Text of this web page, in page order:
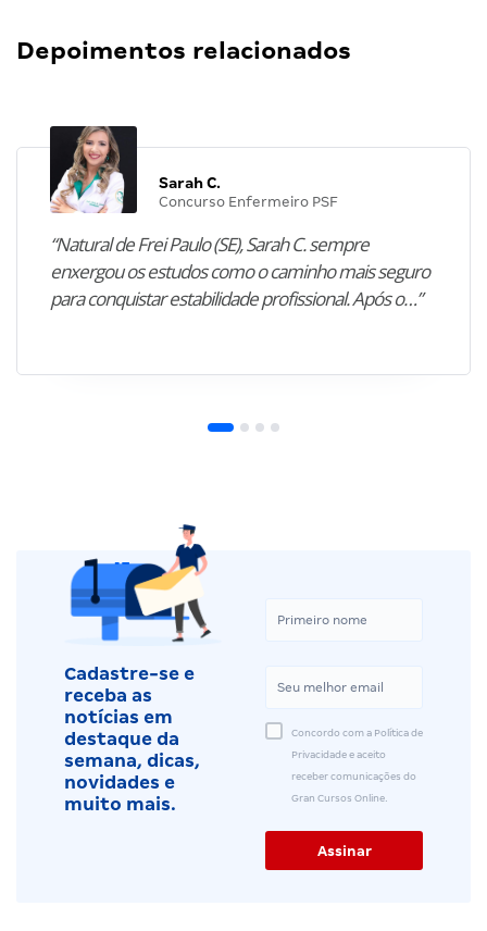
Depoimentos relacionados
Sarah C.
Concurso Enfermeiro PSF
“Natural de Frei Paulo (SE), Sarah C. sempre
enxergou os estudos como o caminho mais seguro
para conquistar estabilidade profissional. Após o…”
Cadastre-se e
receba as
notícias em
destaque da
semana, dicas,
novidades e
muito mais.
Concordo com a Política de
Privacidade e aceito
receber comunicações do
Gran Cursos Online.